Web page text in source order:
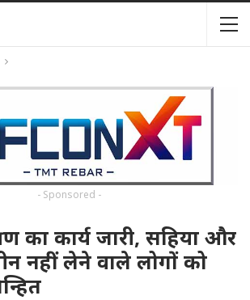
- Sponsored -
का कार्य जारी, सहिया और
नहीं लेने वाले लोगों को